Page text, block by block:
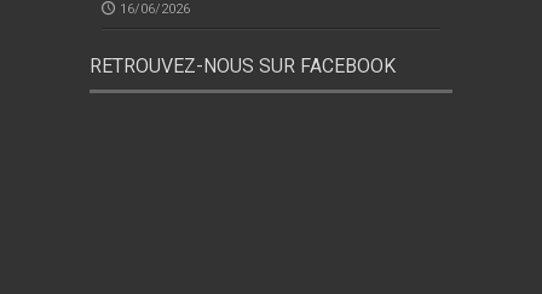
16/06/2026
RETROUVEZ-NOUS SUR FACEBOOK